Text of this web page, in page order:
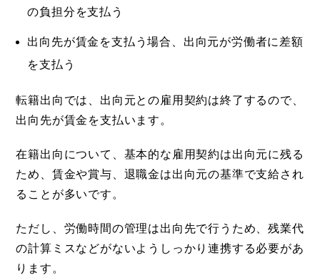
の負担分を支払う
出向先が賃金を支払う場合、出向元が労働者に差額
を支払う
転籍出向では、出向元との雇用契約は終了するので、
出向先が賃金を支払います。
在籍出向について、基本的な雇用契約は出向元に残る
ため、賃金や賞与、退職金は出向元の基準で支給され
ることが多いです。
ただし、労働時間の管理は出向先で行うため、残業代
の計算ミスなどがないようしっかり連携する必要があ
ります。